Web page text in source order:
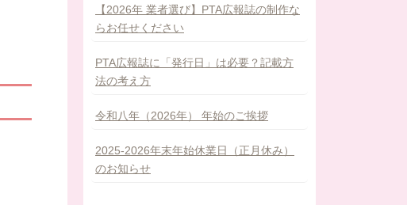
【2026年 業者選び】PTA広報誌の制作な
らお任せください
PTA広報誌に「発行日」は必要？記載方
法の考え方
令和八年（2026年） 年始のご挨拶
2025-2026年末年始休業日（正月休み）
のお知らせ